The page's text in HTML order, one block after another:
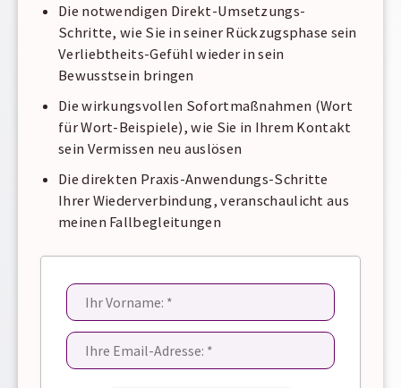
Die notwendigen Direkt-Umsetzungs-
Schritte, wie Sie in seiner Rückzugsphase sein
Verliebtheits-Gefühl wieder in sein
Bewusstsein bringen
Die wirkungsvollen Sofortmaßnahmen (Wort
für Wort-Beispiele), wie Sie in Ihrem Kontakt
sein Vermissen neu auslösen
Die direkten Praxis-Anwendungs-Schritte
Ihrer Wiederverbindung, veranschaulicht aus
meinen Fallbegleitungen